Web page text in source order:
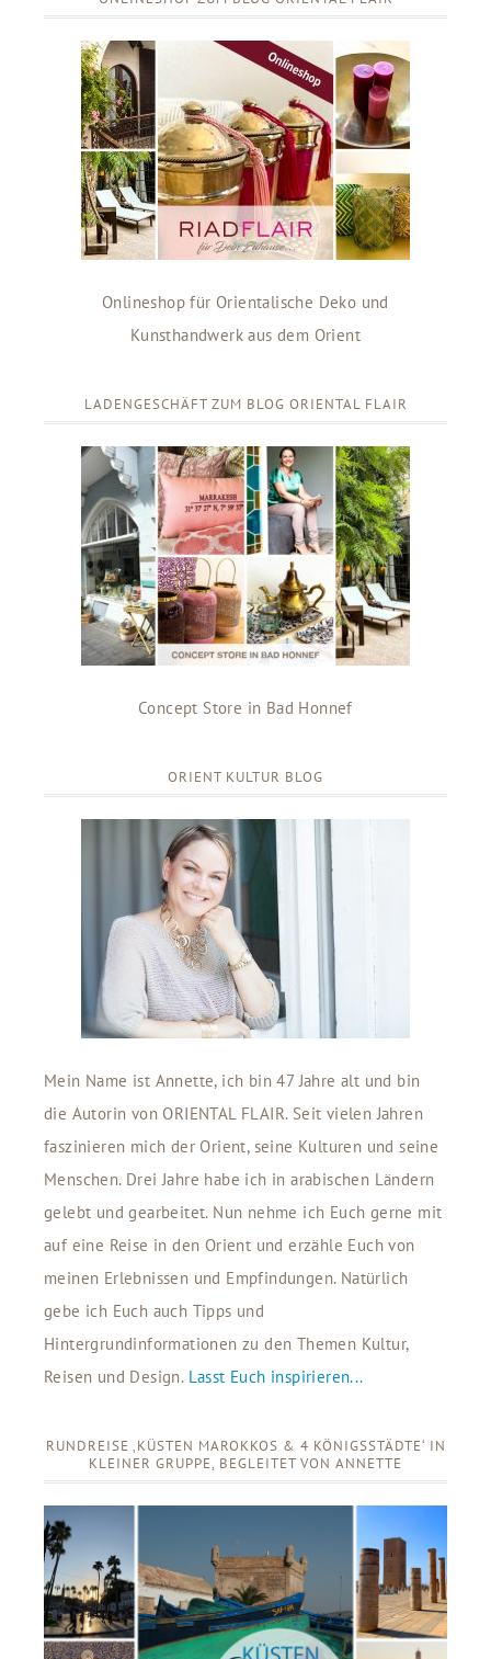
Onlineshop für Orientalische Deko und
Kunsthandwerk aus dem Orient
LADENGESCHÄFT ZUM BLOG ORIENTAL FLAIR
Concept Store in Bad Honnef
ORIENT KULTUR BLOG
Mein Name ist Annette, ich bin 47 Jahre alt und bin
die Autorin von ORIENTAL FLAIR. Seit vielen Jahren
faszinieren mich der Orient, seine Kulturen und seine
Menschen. Drei Jahre habe ich in arabischen Ländern
gelebt und gearbeitet. Nun nehme ich Euch gerne mit
auf eine Reise in den Orient und erzähle Euch von
meinen Erlebnissen und Empfindungen. Natürlich
gebe ich Euch auch Tipps und
Hintergrundinformationen zu den Themen Kultur,
Reisen und Design. Lasst Euch inspirieren...
RUNDREISE ‚KÜSTEN MAROKKOS & 4 KÖNIGSSTÄDTE‘ IN
KLEINER GRUPPE, BEGLEITET VON ANNETTE